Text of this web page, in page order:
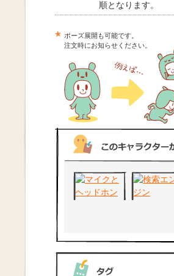
順となります。
ポーズ展開も可能です。
注文時にお知らせください。